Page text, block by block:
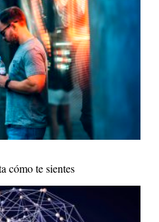
cómo te sientes